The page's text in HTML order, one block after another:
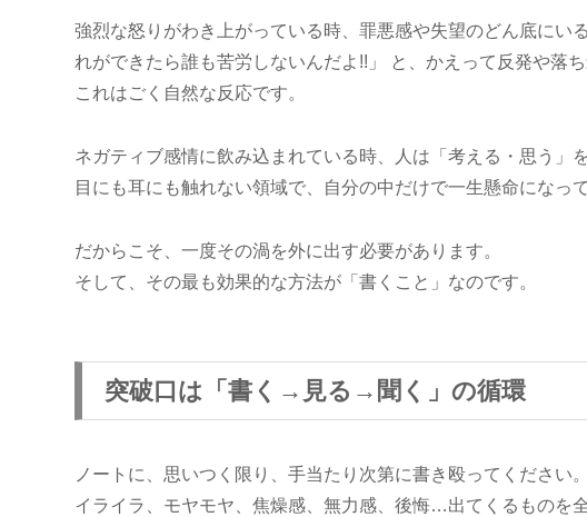
強烈な怒りがわき上がっている時、罪悪感や失望のどん底にい
れができたら誰も苦労しないんだよ!!」 と、かえって反発や落ち
これはごく自然な反応です。
ネガティブ感情に飲み込まれている時、人は「考える・思う」
目にも耳にも触れない領域で、自分の中だけで一生懸命になっ
だからこそ、一度その渦を外に出す必要があります。
そして、その最も効果的な方法が「書くこと」なのです。
突破口は「書く→見る→聞く」の循環
ノートに、思いつく限り、手当たり次第に書き殴ってください。
イライラ、モヤモヤ、焦燥感、無力感、後悔…出てくるものを全